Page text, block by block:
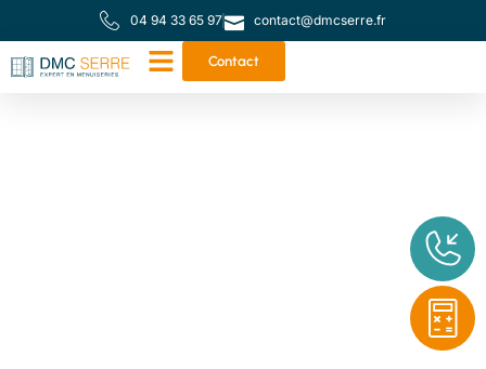
04 94 33 65 97 contact@dmcserre.fr
Contact
Votre partenaire de
proximité pour toutes